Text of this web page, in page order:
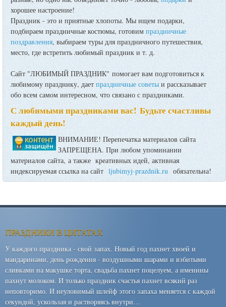
хорошее настроение!
Праздник - это и приятные хлопоты. Мы ищем подарки,
подбираем праздничные костюмы, готовимпраздничные
поздравления, выбираем туры для праздничного путешествия,
место, где встретить любимый праздник и т. д.
Сайт "ЛЮБИМЫЙ ПРАЗДНИК" помогает вам подготовиться к
любимому празднику, даетпраздничные советы и рассказывает
обо всем самом интересном, что связано с праздниками.
С любимыми праздниками вас! Будьте счастливы
каждый день!
ВНИМАНИЕ! Перепечатка материалов сайта
ЗАПРЕЩЕНА. При любом упоминании
материалов сайта, а также креативных идей, активная
индексируемая ссылка на сайт ljubimyj-prazdnik.ru обязательна!
ПРАЗДНИКИ В ЦИТАТАХ
У каждого праздника - свой запах. Новый год пахнет хвоей и
мандаринами, день рождения - воздушными шарами и взбитыми
сливками на макушке торта, свадьба пахнет поцелуем, а именины
пахнут молоком. И только праздник счастья пахнет всякий раз
неповторимо. И неуловимый шлейф этого запаха меняется с каждой
секундой, ускользая и растворяясь внутри…